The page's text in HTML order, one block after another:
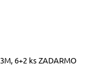
6+2 ks ZADARMO